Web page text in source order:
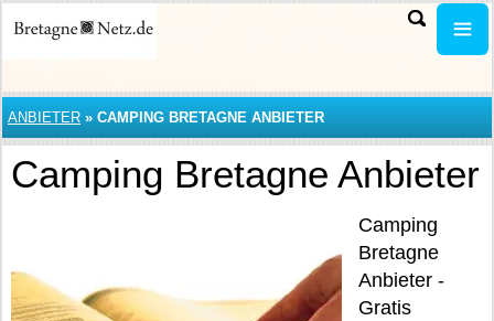
ANBIETER » CAMPING BRETAGNE ANBIETER
Camping Bretagne Anbieter
Camping
Bretagne
Anbieter -
Gratis